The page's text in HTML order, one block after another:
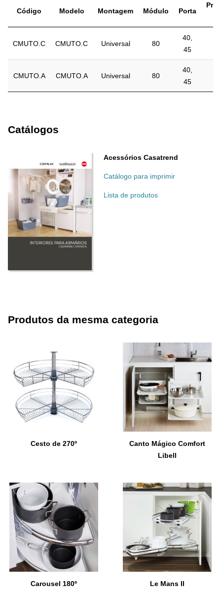
Código Modelo Montagem Módulo Porta
CMUTO.C CMUTO.C Universal 80
40,
45
CMUTO.A CMUTO.A Universal 80
40,
45
Catálogos
Acessórios Casatrend
Catálogo para imprimir
Lista de produtos
Produtos da mesma categoria
Cesto de 270º
Canto Mágico Comfort
Libell
Carousel 180º Le Mans II